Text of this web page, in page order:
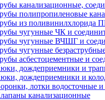
канализационные,
полипропиленовые
из поливинилхлорида
чугунные ЧК и
чугунные ВЧШГ и
чугунные
асбестоцементные и
дождеприемники и
дождеприемники и
лотки водосточные
канализационные